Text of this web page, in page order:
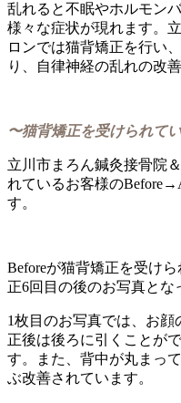
乱れると不眠やホルモン
様々な症状が現れます。
ロンでは猫背矯正を行い
り、自律神経の乱れの改
〜猫背矯正を受けられて
立川市まろん鍼灸接骨院
れているお客様の
す。
Beforeが猫背矯正を受け
正6回目の後のお写真とな
1枚目のお写真では、お
正後は後ろに引くことが
す。また、背中が丸まっ
ぶ改善されています。